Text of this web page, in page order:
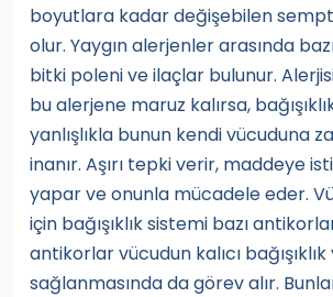
boyutlara kadar değişebilen
olur. Yaygın alerjenler arasında
bitki poleni ve ilaçlar bulunur.
bu alerjene maruz kalırsa,
yanlışlıkla bunun kendi vücuduna
inanır. Aşırı tepki verir, maddeye
yapar ve onunla mücadele eder.
için bağışıklık sistemi bazı
antikorlar vücudun kalıcı bağışıklık
sağlanmasında da görev alır.